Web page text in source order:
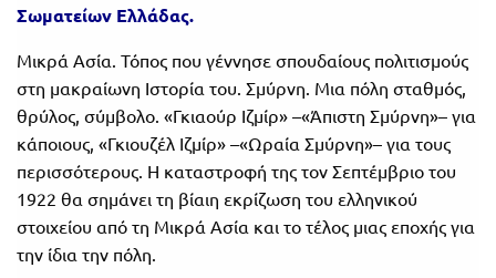
Σωματείων Ελλάδας.
Μικρά Ασία. Τόπος που γέννησε σπουδαίους πολιτισμούς
στη μακραίωνη Ιστορία του. Σμύρνη. Μια πόλη σταθμός,
θρύλος, σύμβολο. «Γκιαούρ Ιζμίρ» –«Άπιστη Σμύρνη»– για
κάποιους, «Γκιουζέλ Ιζμίρ» –«Ωραία Σμύρνη»– για τους
περισσότερους. Η καταστροφή της τον Σεπτέμβριο του
1922 θα σημάνει τη βίαιη εκρίζωση του ελληνικού
στοιχείου από τη Μικρά Ασία και το τέλος μιας εποχής για
την ίδια την πόλη.